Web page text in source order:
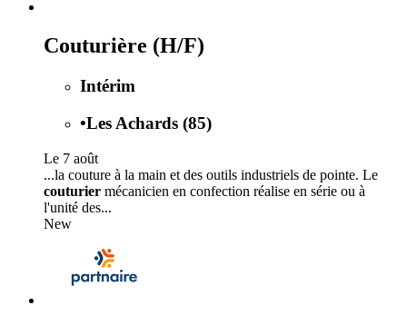
Couturière (H/F)
Intérim
•Les Achards (85)
Le 7 août
...la couture à la main et des outils industriels de pointe. Le
couturier mécanicien en confection réalise en série ou à
l'unité des...
New